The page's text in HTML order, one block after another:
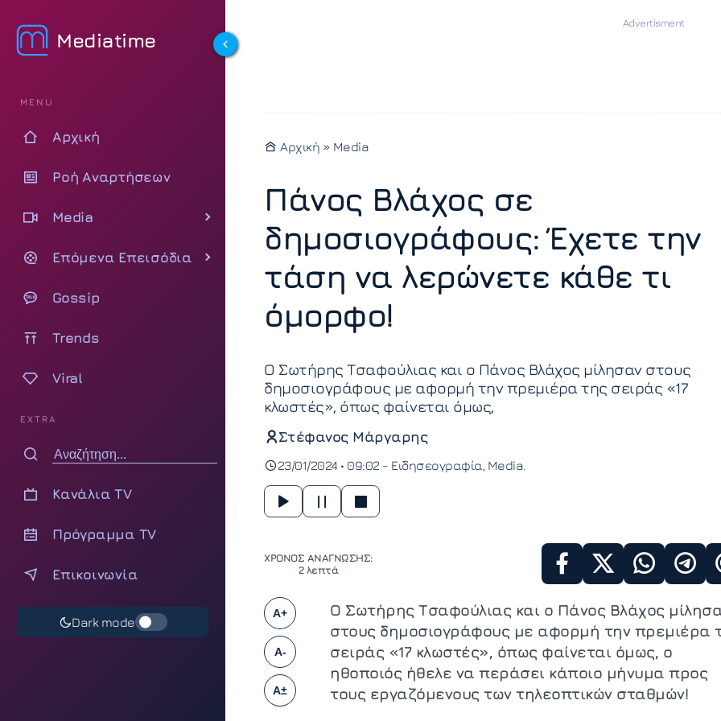
Mediatime
MENU
Αρχική
Ροή Αναρτήσεων
Media
Επόμενα Επεισόδια
Gossip
Trends
Viral
EXTRA
Κανάλια TV
Πρόγραμμα TV
Επικοινωνία
Dark mode
Αρχική » Media
Πάνος Βλάχος σε
δημοσιογράφους: Έχετε την
τάση να λερώνετε κάθε τι
όμορφο!
Ο Σωτήρης Τσαφούλιας και ο Πάνος Βλάχος μίλησαν στους
δημοσιογράφους με αφορμή την πρεμιέρα της σειράς «17
κλωστές», όπως φαίνεται όμως,
Στέφανος Μάργαρης
23/01/2024 • 09:02 - Ειδησεογραφία Media
ΧΡΟΝΟΣ ΑΝΑΓΝΩΣΗΣ:
2 λεπτά
A+
A-
A±
Ο Σωτήρης Τσαφούλιας και ο Πάνος Βλάχος
στους δημοσιογράφους με αφορμή την πρεμιέρα
σειράς «17 κλωστές», όπως φαίνεται όμως, ο
ηθοποιός ήθελε να περάσει κάποιο μήνυμα προς
τους εργαζόμενους των τηλεοπτικών σταθμών!